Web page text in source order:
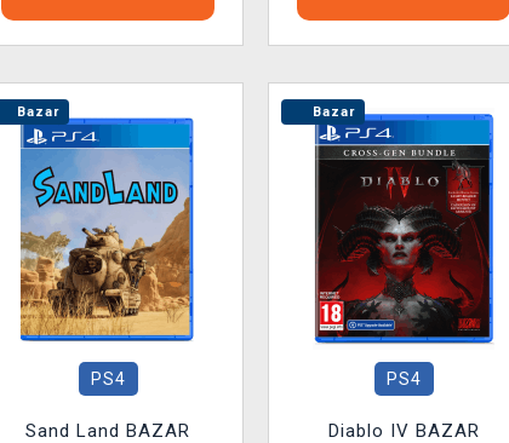
Bazar
PS4
Sand Land BAZAR
Bazar
PS4
Diablo IV BAZAR